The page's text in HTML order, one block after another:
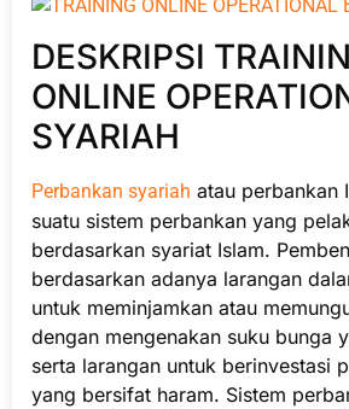
DESKRIPSI
ONLINE
SYARIAH
Perbankan syariah atau perbankan
suatu sistem perbankan yang
berdasarkan syariat Islam.
berdasarkan adanya larangan
untuk meminjamkan atau
dengan mengenakan suku bunga
serta larangan untuk berinvestasi
yang bersifat haram. Sistem